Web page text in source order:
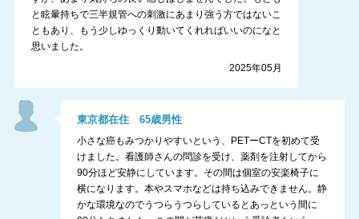
と眩暈持ちで三半規管への刺激にあまり強う方ではないこ
ともあり、もう少しゆっくり動いてくれればいいのになと
思いました。
2025年05月
東京都在住65歳男性
小さな癌もみつかりやすいという、PETーCTを初めて受
けました。看護師さんの問診を受け、薬剤を注射してから
90分ほど安静にしています。その間は個室の安楽椅子に
横になります。本やスマホなどは持ち込みできません。静
かな環境なのでうつらうつらしているとあっという間に